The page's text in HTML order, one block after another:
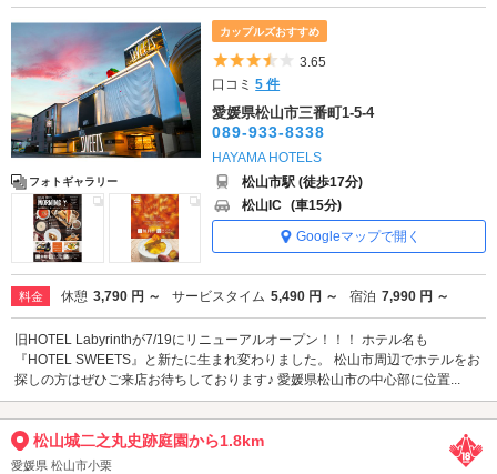
フォトギャラリー
カップルズおすすめ
5つ星のうち3.5
3.65
口コミ5 件
愛媛県松山市三番町1-5-4
089-933-8338
HAYAMA HOTELS
松山市駅 (徒歩17分)
松山IC (車15分)
Googleマップで開く
料金 休憩 3,790 円 ～ サービスタイム 5,490 円 ～ 宿泊 7,990 円 ～
旧HOTEL Labyrinthが7/19にリニューアルオープン！！！ ホテル名も
『HOTEL SWEETS』と新たに生まれ変わりました。 松山市周辺でホテルをお
探しの方はぜひご来店お待ちしております♪ 愛媛県松山市の中心部に位置...
松山城二之丸史跡庭園から1.8km
愛媛県 松山市小栗